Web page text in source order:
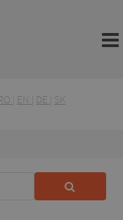
RO EN DE SK